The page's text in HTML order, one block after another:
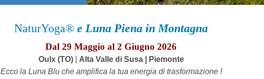
NaturYoga®e Luna Piena in Montagna
Dal 29 Maggio al 2 Giugno 2026
Oulx(TO)
Alta Valle di Susa | Piemonte
Ecco la Luna Blu che amplifica la tua energia di trasformazione !